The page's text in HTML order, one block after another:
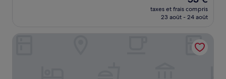
nouveau
prix
de
53 €
taxes et frais compris
23 août - 24 août